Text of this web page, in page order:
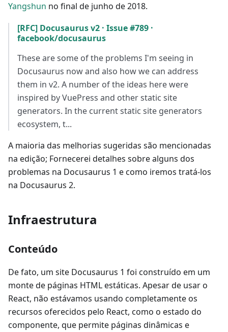
Yangshun no final de junho de 2018.
[RFC] Docusaurus v2 · Issue #789 ·
facebook/docusaurus
These are some of the problems I'm seeing in
Docusaurus now and also how we can address
them in v2. A number of the ideas here were
inspired by VuePress and other static site
generators. In the current static site generators
ecosystem, t...
A maioria das melhorias sugeridas são mencionadas
na edição; Fornecerei detalhes sobre alguns dos
problemas na Docusaurus 1 e como iremos tratá-los
na Docusaurus 2.
Infraestrutura
Conteúdo
De fato, um site Docusaurus 1 foi construído em um
monte de páginas HTML estáticas. Apesar de usar o
React, não estávamos usando completamente os
recursos oferecidos pelo React, como o estado do
componente, que permite páginas dinâmicas e